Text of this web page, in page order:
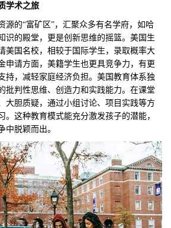
学术之旅
的“富矿区”，汇聚众多有名学府，如哈
识的殿堂，更是创新思维的摇篮。美国生
美国名校，相较于国际学生，录取概率大
申请方面，美籍学生也更具竞争力，有更
持，减轻家庭经济负担。美国教育体系独
批判性思维、创造力和实践能力。在课堂
大胆质疑，通过小组讨论、项目实践等方
。这种教育模式能充分激发孩子的潜能，
中脱颖而出。